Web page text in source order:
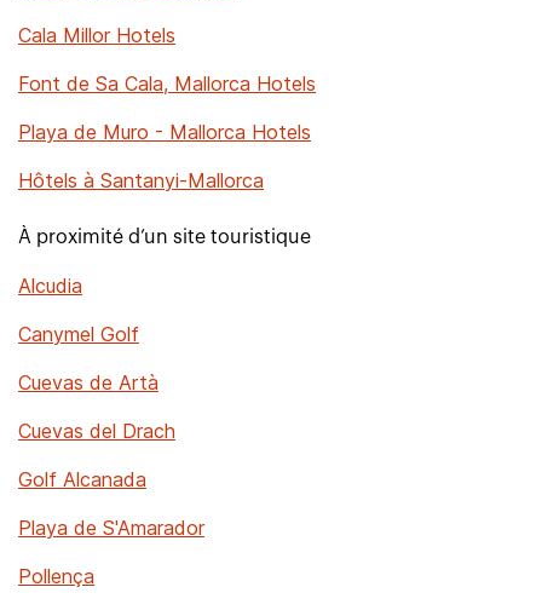
Cala Millor Hotels
Font de Sa Cala, Mallorca Hotels
Playa de Muro - Mallorca Hotels
Hôtels à Santanyi-Mallorca
À proximité d’un site touristique
Alcudia
Canymel Golf
Cuevas de Artà
Cuevas del Drach
Golf Alcanada
Playa de S'Amarador
Pollença